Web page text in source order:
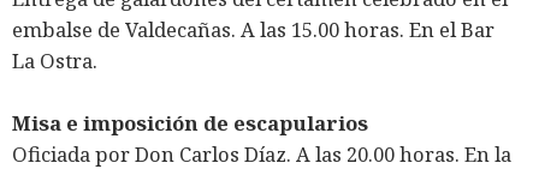
embalse de Valdecañas. A las 15.00 horas. En el Bar
La Ostra.
Misa e imposición de escapularios
Oficiada por Don Carlos Díaz. A las 20.00 horas. En la